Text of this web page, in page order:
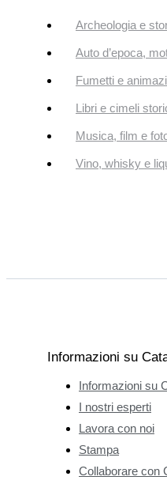
Archeologia e
Auto d’epoca,
Fumetti e
Libri e cimeli
Musica, film e
Vino, whisky e
Informazioni su
Informazioni su
I nostri esperti
Lavora con noi
Stampa
Collaborare con